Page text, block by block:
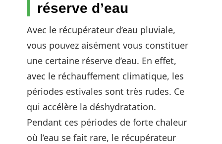
réserve d’eau
Avec le récupérateur d’eau pluviale,
vous pouvez aisément vous constituer
une certaine réserve d’eau. En effet,
avec le réchauffement climatique, les
périodes estivales sont très rudes. Ce
qui accélère la déshydratation.
Pendant ces périodes de forte chaleur
où l’eau se fait rare, le récupérateur